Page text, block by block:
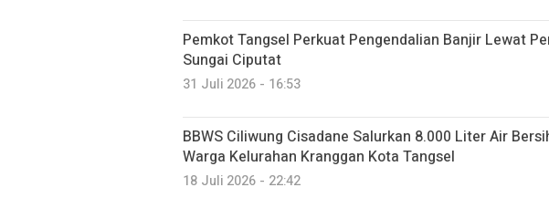
Pemkot Tangsel Perkuat Pengendalian Banjir Lewat
Sungai Ciputat
31 Juli 2026 - 16:53
BBWS Ciliwung Cisadane Salurkan 8.000 Liter Air
Warga Kelurahan Kranggan Kota Tangsel
18 Juli 2026 - 22:42